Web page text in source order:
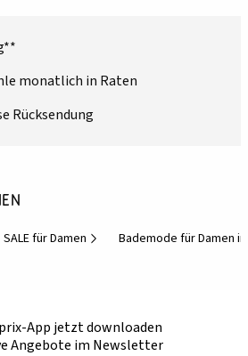
monatlich in Raten
Rücksendung
SALE für Damen Bademode für Damen
App jetzt downloaden
Angebote im Newsletter